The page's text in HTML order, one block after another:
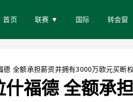
首页 联赛 ▼ 国际 转会窗
德 全额承担薪资并拥有3000万欧元买断权
福德 全额承